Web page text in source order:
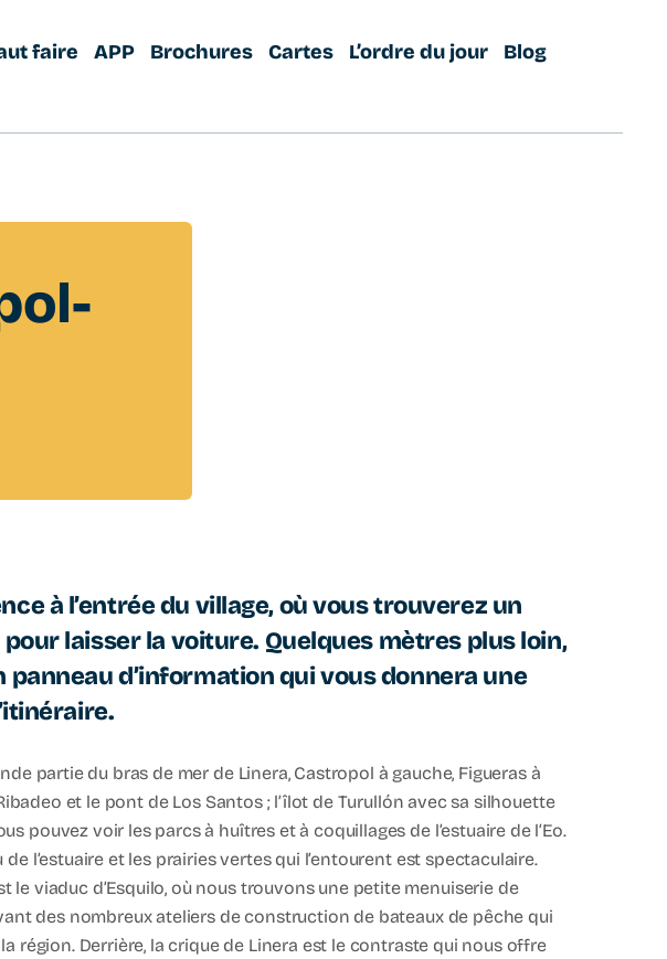
faire APP Brochures Cartes L’ordre du jour Blog
à l’entrée du village, où vous trouverez un
laisser la voiture. Quelques mètres plus loin,
d’information qui vous donnera une
partie du bras de mer de Linera, Castropol à gauche, Figueras à
et le pont de Los Santos ; l’îlot de Turullón avec sa silhouette
pouvez voir les parcs à huîtres et à coquillages de l’estuaire de l’Eo.
l’estuaire et les prairies vertes qui l’entourent est spectaculaire.
le viaduc d’Esquilo, où nous trouvons une petite menuiserie de
des nombreux ateliers de construction de bateaux de pêche qui
région. Derrière, la crique de Linera est le contraste qui nous offre